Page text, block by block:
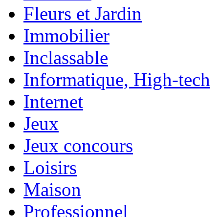
Fleurs et Jardin
Immobilier
Inclassable
Informatique, High-tech
Internet
Jeux
Jeux concours
Loisirs
Maison
Professionnel